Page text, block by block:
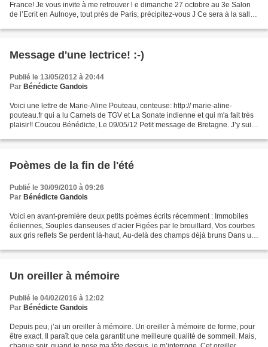
France! Je vous invite à me retrouver l e dimanche 27 octobre au 3e Salon
de l’Ecrit en Aulnoye, tout près de Paris, précipitez-vous J Ce sera à la salle
Message d'une lectrice! :-)
Publié le 13/05/2012 à 20:44
Par Bénédicte Gandois
Voici une lettre de Marie-Aline Pouteau, conteuse: http:// marie-aline-
pouteau.fr qui a lu Carnets de TGV et La Sonate indienne et qui m'a fait très
plaisir!! Coucou Bénédicte, Le 09/05/12 Petit message de Bretagne. J’y suis
Poèmes de la fin de l'été
Publié le 30/09/2010 à 09:26
Par Bénédicte Gandois
Voici en avant-première deux petits poèmes écrits récemment : Immobiles
éoliennes, Souples danseuses d’acier Figées par le brouillard, Vos courbes
aux gris reflets Se perdent là-haut, Au-delà des champs déjà bruns Dans un
Un oreiller à mémoire
Publié le 04/02/2016 à 12:02
Par Bénédicte Gandois
Depuis peu, j’ai un oreiller à mémoire. Un oreiller à mémoire de forme, pour
être exact. Il paraît que cela garantit une meilleure qualité de sommeil. Mais,